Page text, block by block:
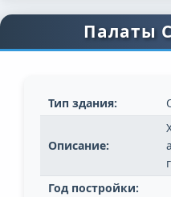
Палаты
Тип здания:
Описание:
Год постройки: